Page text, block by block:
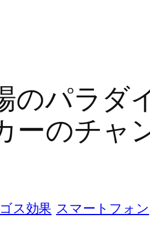
のパラダ
ーのチャ
ス効果 スマートフォン